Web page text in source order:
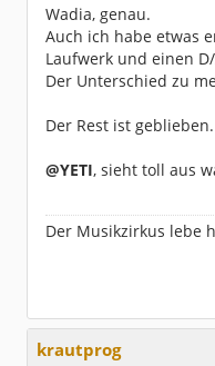
Beiträge:
17570
Dabei seit:
04 / 2006
Wadia, genau.
Auch ich habe etwas
Laufwerk und einen
Der Unterschied zu
Der Rest ist geblieben.
@YETI, sieht toll aus
Der Musikzirkus lebe
krautprog